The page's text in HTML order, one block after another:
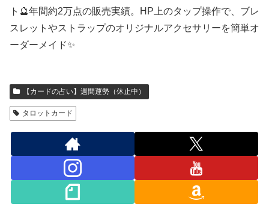
ト🔮年間約2万点の販売実績。HP上のタップ操作で、ブレ
スレットやストラップのオリジナルアクセサリーを簡単オ
ーダーメイド✨
【カードの占い】週間運勢（休止中）
タロットカード